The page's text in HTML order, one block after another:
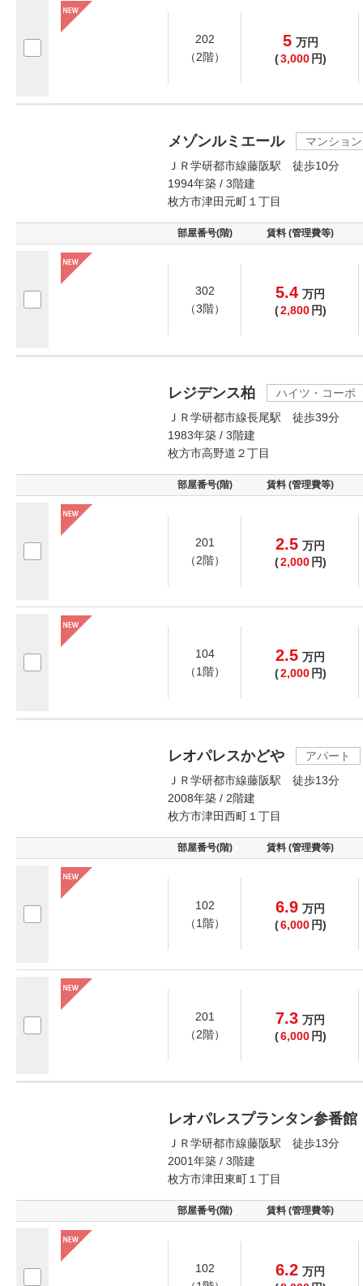
202
（2階）
5 万円
(3,000 円)
メゾンルミエール
マンション
ＪＲ学研都市線藤阪駅 徒歩10分
1994年築 / 3階建
枚方市津田元町１丁目
部屋番号(階) 賃料 (管理費等)
302
（3階）
5.4 万円
(2,800 円)
レジデンス柏
ハイツ・コーポ
ＪＲ学研都市線長尾駅 徒歩39分
1983年築 / 3階建
枚方市高野道２丁目
部屋番号(階) 賃料 (管理費等)
201
（2階）
2.5 万円
(2,000 円)
104
（1階）
2.5 万円
(2,000 円)
レオパレスかどや
アパート
ＪＲ学研都市線藤阪駅 徒歩13分
2008年築 / 2階建
枚方市津田西町１丁目
部屋番号(階) 賃料 (管理費等)
102
（1階）
6.9 万円
(6,000 円)
201
（2階）
7.3 万円
(6,000 円)
レオパレスプランタン参番館
ＪＲ学研都市線藤阪駅 徒歩13分
2001年築 / 3階建
枚方市津田東町１丁目
部屋番号(階) 賃料 (管理費等)
102
6.2 万円